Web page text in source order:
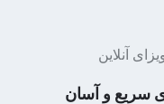
آنلاین
سریع و آسان